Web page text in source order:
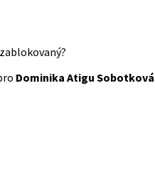
zablokovaný?
Dominika Atigu Sobotková